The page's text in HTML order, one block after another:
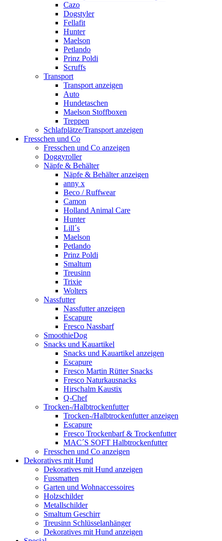
Cazo
Dogstyler
Fellafit
Hunter
Maelson
Petlando
Prinz Poldi
Scruffs
Transport
Transport anzeigen
Auto
Hundetaschen
Maelson Stoffboxen
Treppen
Schlafplätze/Transport anzeigen
Fresschen und Co
Fresschen und Co anzeigen
Doggyroller
Näpfe & Behälter
Näpfe & Behälter anzeigen
anny x
Beco / Ruffwear
Camon
Holland Animal Care
Hunter
Lill´s
Maelson
Petlando
Prinz Poldi
Smaltum
Treusinn
Trixie
Wolters
Nassfutter
Nassfutter anzeigen
Escapure
Fresco Nassbarf
SmoothieDog
Snacks und Kauartikel
Snacks und Kauartikel anzeigen
Escapure
Fresco Martin Rütter Snacks
Fresco Naturkausnacks
Hirschalm Kaustix
Q-Chef
Trocken-/Halbtrockenfutter
Trocken-/Halbtrockenfutter anzeigen
Escapure
Fresco Trockenbarf & Trockenfutter
MAC´S SOFT Halbtrockenfutter
Fresschen und Co anzeigen
Dekoratives mit Hund
Dekoratives mit Hund anzeigen
Fussmatten
Garten und Wohnaccessoires
Holzschilder
Metallschilder
Smaltum Geschirr
Treusinn Schlüsselanhänger
Dekoratives mit Hund anzeigen